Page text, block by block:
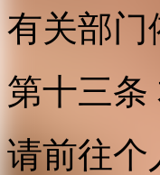
有关部门
第十三条
请前往个